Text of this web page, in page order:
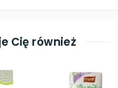
Cię również